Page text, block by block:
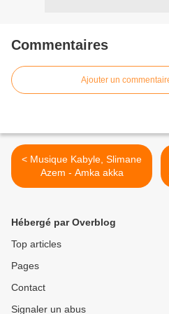
Commentaires
Ajouter un
< Musique Kabyle, Slimane
Azem - Amka akka
Hébergé par Overblog
Top articles
Pages
Contact
Signaler un abus